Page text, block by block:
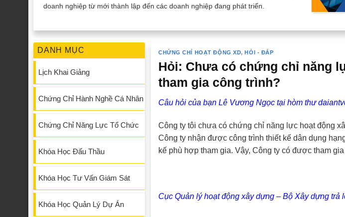
doanh nghiệp từ mới thành lập đến các doanh nghiệp đang phát triển.
DANH MỤC
Lịch Khai Giảng
Chứng Chỉ Hành Nghề Cá Nhân
Chứng Chỉ Năng Lực Tổ Chức
Khóa Học Đấu Thầu
Khóa Học Tư Vấn Giám Sát
Khóa Học Quản Lý Dự Án
CHỨNG CHỈ HOẠT ĐỘNG XD, HỎI - ĐÁP
Hỏi: Chưa có chứng chỉ năng
tham gia công trình?
Câu hỏi của bạn Lê Vương Ngọc tại hòm thư
Công ty tôi chưa có chứng chỉ năng lực hoạt động
Công ty nhận được công trình thiết kế dân dụng
kế phù hợp tham gia. Vậy, Công ty có được tham
Cục Quản lý hoạt động xây dựng – Bộ Xây dựng trả